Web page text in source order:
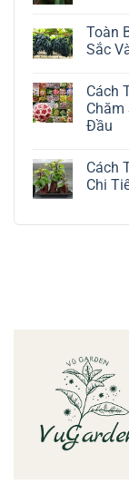
Cây
Đô
La
Thuật
Chăm
Sóc
Lá
Tế
bình
luận
ở
Địa
Lan
Tứ
Thời:
Chi
Tiết
Trồng
Toàn
Sắc
bình
luận
ở
Toàn
Trồng
Nho
Ngón
Cách
Chăm
Đầu
bình
luận
ở
Lan
Cho
Người
Mới
Bắt
Đầu
Cách
Chi
bình
Chi
Tiết
Và
Toàn
Diện